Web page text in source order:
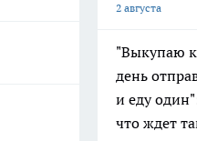
2 августа
"Выкупаю
день
и еду
что ждет